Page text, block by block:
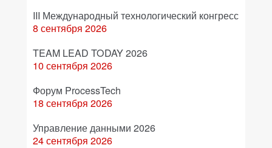
III Международный технологический конгресс
8 сентября 2026
TEAM LEAD TODAY 2026
10 сентября 2026
Форум ProcessTech
18 сентября 2026
Управление данными 2026
24 сентября 2026